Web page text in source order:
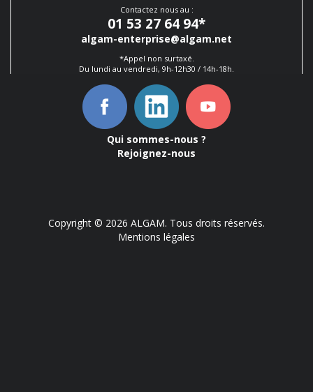
Contactez nous au :
01 53 27 64 94*
algam-enterprise@algam.net
*Appel non surtaxé.
Du lundi au vendredi, 9h-12h30 / 14h-18h.
Qui sommes-nous ?
Rejoignez-nous
Copyright © 2026 ALGAM. Tous droits réservés.
Mentions légales